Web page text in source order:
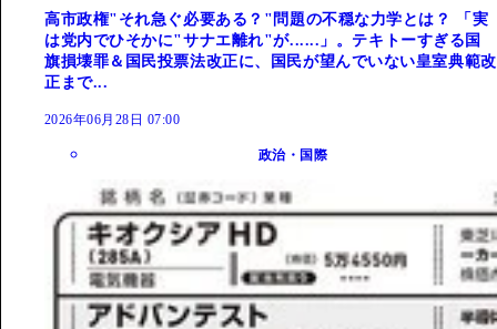
高市政権"それ急ぐ必要ある？"問題の不穏な力学とは？ 「実
は党内でひそかに"サナエ離れ"が......」。テキトーすぎる国
旗損壊罪＆国民投票法改正に、国民が望んでいない皇室典範改
正まで...
2026年06月28日 07:00
政治・国際